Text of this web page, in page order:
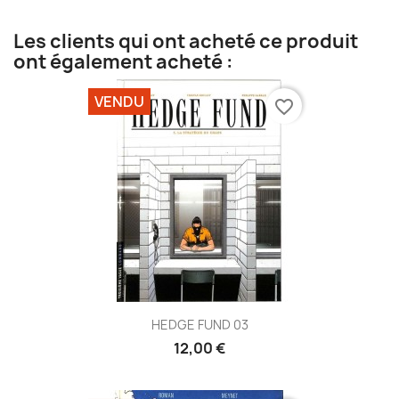
Les clients qui ont acheté ce produit
ont également acheté :
HEDGE FUND 03
12,00 €
VENDU favorite_border